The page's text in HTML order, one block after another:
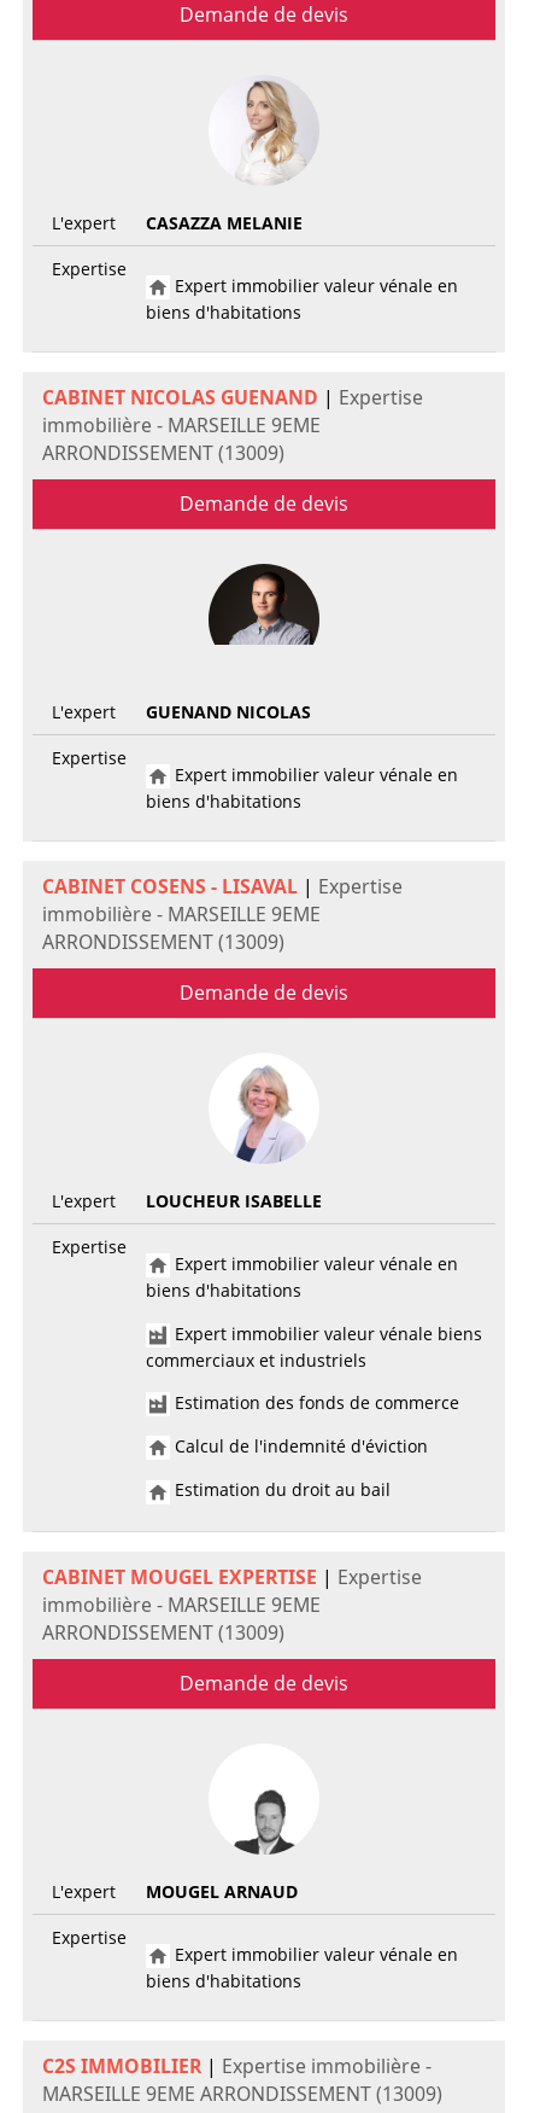
Demande de devis
L'expert
CASAZZA MELANIE
Expertise
Expert immobilier valeur vénale en
biens d'habitations
CABINET NICOLAS GUENAND | Expertise
immobilière - MARSEILLE 9EME
ARRONDISSEMENT (13009)
Demande de devis
L'expert
GUENAND NICOLAS
Expertise
Expert immobilier valeur vénale en
biens d'habitations
CABINET COSENS - LISAVAL| Expertise
immobilière - MARSEILLE 9EME
ARRONDISSEMENT (13009)
Demande de devis
L'expert
LOUCHEUR ISABELLE
Expertise
Expert immobilier valeur vénale en
biens d'habitations
Expert immobilier valeur vénale biens
commerciaux et industriels
Estimation des fonds de commerce
Calcul de l'indemnité d'éviction
Estimation du droit au bail
CABINET MOUGEL EXPERTISE | Expertise
immobilière - MARSEILLE 9EME
ARRONDISSEMENT (13009)
Demande de devis
L'expert
MOUGEL ARNAUD
Expertise
Expert immobilier valeur vénale en
biens d'habitations
C2S IMMOBILIER| Expertise immobilière -
MARSEILLE 9EME ARRONDISSEMENT (13009)